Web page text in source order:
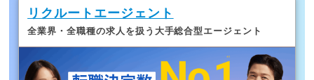
リクルートエージェント
全業界・全職種の求人を扱う大手総合型エージェント